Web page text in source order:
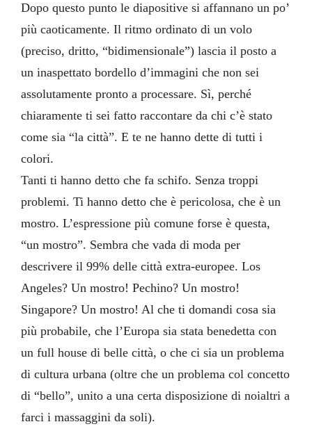
Dopo questo punto le diapositive si affannano un po’
più caoticamente. Il ritmo ordinato di un volo
(preciso, dritto, “bidimensionale”) lascia il posto a
un inaspettato bordello d’immagini che non sei
assolutamente pronto a processare. Sì, perché
chiaramente ti sei fatto raccontare da chi c’è stato
come sia “la città”. E te ne hanno dette di tutti i
colori.
Tanti ti hanno detto che fa schifo. Senza troppi
problemi. Ti hanno detto che è pericolosa, che è un
mostro. L’espressione più comune forse è questa,
“un mostro”. Sembra che vada di moda per
descrivere il 99% delle città extra-europee. Los
Angeles? Un mostro! Pechino? Un mostro!
Singapore? Un mostro! Al che ti domandi cosa sia
più probabile, che l’Europa sia stata benedetta con
un full house di belle città, o che ci sia un problema
di cultura urbana (oltre che un problema col concetto
di “bello”, unito a una certa disposizione di noialtri a
farci i massaggini da soli).